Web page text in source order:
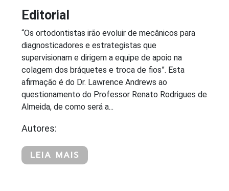
Editorial
“Os ortodontistas irão evoluir de mecânicos para
diagnosticadores e estrategistas que
supervisionam e dirigem a equipe de apoio na
colagem dos bráquetes e troca de fios”. Esta
afirmação é do Dr. Lawrence Andrews ao
questionamento do Professor Renato Rodrigues de
Almeida, de como será a...
Autores:
LEIA MAIS